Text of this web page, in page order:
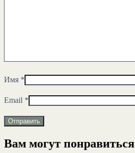
Имя *
Email *
Вам могут понравиться